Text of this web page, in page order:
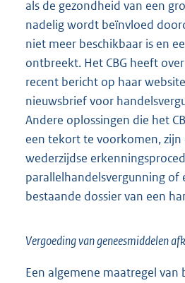
als de gezondheid van een
nadelig wordt beïnvloed
niet meer beschikbaar is en
ontbreekt. Het CBG heeft
recent bericht op haar
nieuwsbrief voor
Andere oplossingen die het
een tekort te voorkomen, zijn
wederzijdse
parallelhandelsvergunning of
bestaande dossier van een
Vergoeding van geneesmiddelen
Een algemene maatregel van